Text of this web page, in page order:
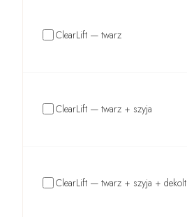
ClearLift — twarz
ClearLift — twarz + szyja
ClearLift — twarz + szyja + dekolt